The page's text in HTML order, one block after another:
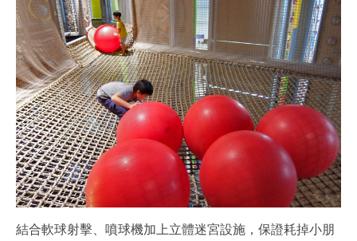
結合軟球射擊、噴球機加上立體迷宮設施，保證耗掉小朋